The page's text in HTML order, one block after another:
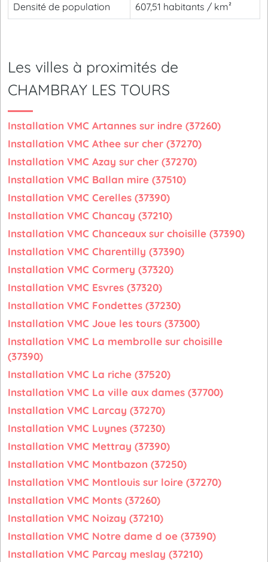
Densité de population 607,51 habitants / km²
Les villes à proximités de
CHAMBRAY LES TOURS
Installation VMC Artannes sur indre (37260)
Installation VMC Athee sur cher (37270)
Installation VMC Azay sur cher (37270)
Installation VMC Ballan mire (37510)
Installation VMC Cerelles (37390)
Installation VMC Chancay (37210)
Installation VMC Chanceaux sur choisille (37390)
Installation VMC Charentilly (37390)
Installation VMC Cormery (37320)
Installation VMC Esvres (37320)
Installation VMC Fondettes (37230)
Installation VMC Joue les tours (37300)
Installation VMC La membrolle sur choisille
(37390)
Installation VMC La riche (37520)
Installation VMC La ville aux dames (37700)
Installation VMC Larcay (37270)
Installation VMC Luynes (37230)
Installation VMC Mettray (37390)
Installation VMC Montbazon (37250)
Installation VMC Montlouis sur loire (37270)
Installation VMC Monts (37260)
Installation VMC Noizay (37210)
Installation VMC Notre dame d oe (37390)
Installation VMC Parcay meslay (37210)